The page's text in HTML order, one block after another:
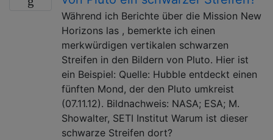
Während ich Berichte über die Mission New
Horizons las , bemerkte ich einen
merkwürdigen vertikalen schwarzen
Streifen in den Bildern von Pluto. Hier ist
ein Beispiel: Quelle: Hubble entdeckt einen
fünften Mond, der den Pluto umkreist
(07.11.12). Bildnachweis: NASA; ESA; M.
Showalter, SETI Institut Warum ist dieser
schwarze Streifen dort?